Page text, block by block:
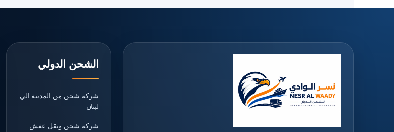
الشحن الدولي
شركة شحن من المدينة الي
لبنان
شركة شحن ونقل عفش